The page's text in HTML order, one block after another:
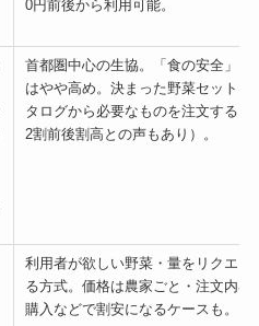
0円前後から利用可能。
首都圏中心の生協。「食の安全」に
はやや高め。決まった野菜セットは
タログから必要なものを注文する（
2割前後割高との声もあり）。
利用者が欲しい野菜・量をリクエ
る方式。価格は農家ごと・注文内容
購入などで割安になるケースも。